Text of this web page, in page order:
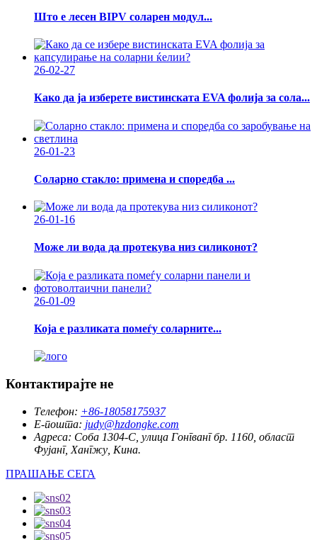
Што е лесен BIPV соларен модул...
26-02-27
Како да ја изберете вистинската EVA фолија за сола...
26-01-23
Соларно стакло: примена и споредба ...
26-01-16
Може ли вода да протекува низ силиконот?
26-01-09
Која е разликата помеѓу соларните...
Контактирајте не
Телефон: +86-18058175937
Е-пошта: judy@hzdongke.com
Адреса: Соба 1304-C, улица Гонгванг бр. 1160, област
Фујанг, Хангжу, Кина.
ПРАШАЊЕ СЕГА